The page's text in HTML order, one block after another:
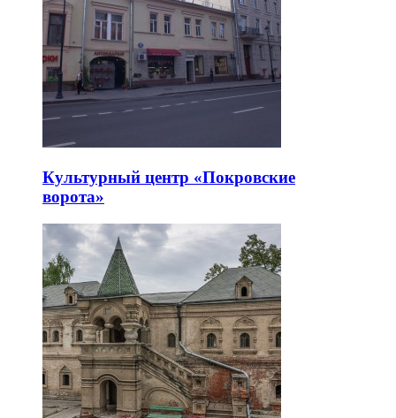
Культурный центр «Покровские
ворота»